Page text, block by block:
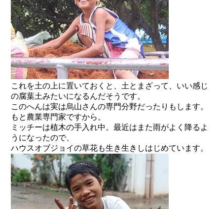
これを土の上に置いておくと、土とまざって、いい感じ
の腐葉土みたいになるんだそうです。
このへんは実は烏山さんの専門分野だったりもします。
もと農業専門家ですから。
ミッチーは植木の手入れ中。最近はまた雨がよく降るよ
うになったので、
ハウスオブジョイの草花も生き生きしはじめています。